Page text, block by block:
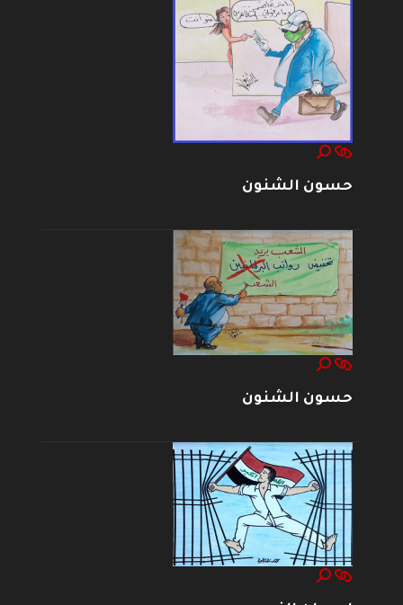
حسون الشنون
حسون الشنون